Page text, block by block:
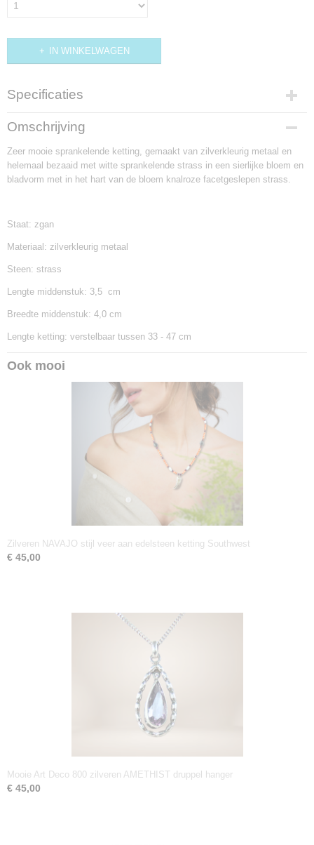
IN WINKELWAGEN
Specificaties
Productcode
K312
Omschrijving
Zeer mooie sprankelende ketting, gemaakt van zilverkleurig metaal en
helemaal bezaaid met witte sprankelende strass in een sierlijke bloem en
bladvorm met in het hart van de bloem knalroze facetgeslepen strass.
Staat: zgan
Materiaal: zilverkleurig metaal
Steen: strass
Lengte middenstuk: 3,5 cm
Breedte middenstuk: 4,0 cm
Lengte ketting: verstelbaar tussen 33 - 47 cm
Ook mooi
Zilveren NAVAJO stijl veer aan edelsteen ketting Southwest
€ 45,00
Mooie Art Deco 800 zilveren AMETHIST druppel hanger
€ 45,00